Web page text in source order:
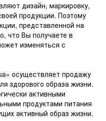
дизайн, маркировку,
продукции. Поэтому
представленной на
что Вы получаете в
изменяться с
осуществляет продажу
здорового образа жизни.
активными
продуктами питания
активный образ жизни.